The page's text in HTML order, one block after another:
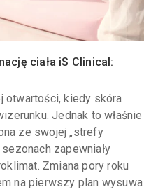
ciała iS Clinical:
otwartości, kiedy skóra
Jednak to właśnie
ze swojej „strefy
zapewniały
Zmiana pory roku
na pierwszy plan wysuwa